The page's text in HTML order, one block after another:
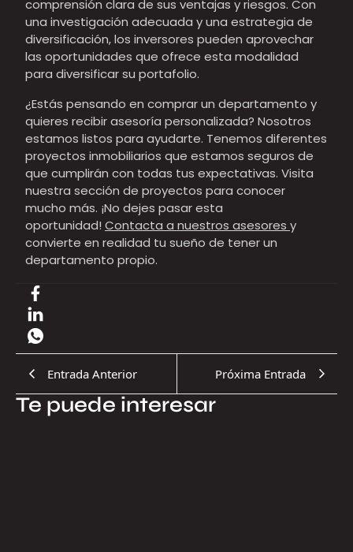
comprensión clara de sus ventajas y riesgos. Con
una investigación adecuada y una estrategia de
diversificación, los inversores pueden aprovechar
las oportunidades que ofrece esta modalidad
para diversificar su portafolio.
¿Estás pensando en comprar un departamento y
quieres recibir asesoría personalizada? Nosotros
estamos listos para ayudarte. Tenemos diferentes
proyectos inmobiliarios que estamos seguros de
que cumplirán con todas tus expectativas. Visita
nuestra sección de proyectos para conocer
mucho más. ¡No dejes pasar esta
oportunidad! Contacta a nuestros asesores y
convierte en realidad tu sueño de tener un
departamento propio.
Entrada Anterior Próxima Entrada
Te puede interesar